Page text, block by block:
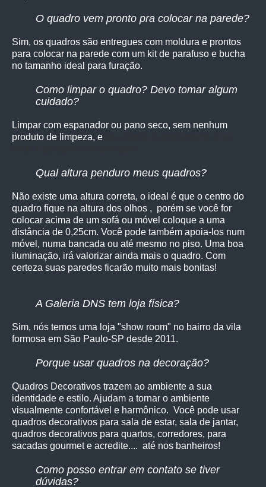
O quadro vem pronto pra colocar na parede?
Sim, os quadros são entregues com moldura e prontos
para colocar na parede com um kit de parafuso e bucha
no tamanho ideal para furação.
Como limpar o quadro? Devo tomar algum
cuidado?
Limpar com espanador ou pano seco, sem nenhum
produto de limpeza, e
Qual altura penduro meus quadros?
Não existe uma altura correta, o ideal é que o centro do
quadro fique na altura dos olhos , porém se você for
colocar acima de um sofá ou móvel coloque a uma
distância de 0,25cm. Você pode também apoia-los num
móvel, numa bancada ou até mesmo no piso. Uma boa
iluminação, irá valorizar ainda mais o quadro. Com
certeza suas paredes ficarão muito mais bonitas!
A Galeria DNS tem loja física?
Sim, nós temos uma loja "show room" no bairro da vila
formosa em São Paulo-SP desde 2011.
Porque usar quadros na decoração?
Quadros Decorativos trazem ao ambiente a sua
identidade e estilo. Ajudam a tornar o ambiente
visualmente confortável e harmônico. Você pode usar
quadros decorativos para sala de estar, sala de jantar,
quadros decorativos para quartos, corredores, para
sacadas gourmet e acredite.... até nos banheiros!
Como posso entrar em contato se tiver
dúvidas?